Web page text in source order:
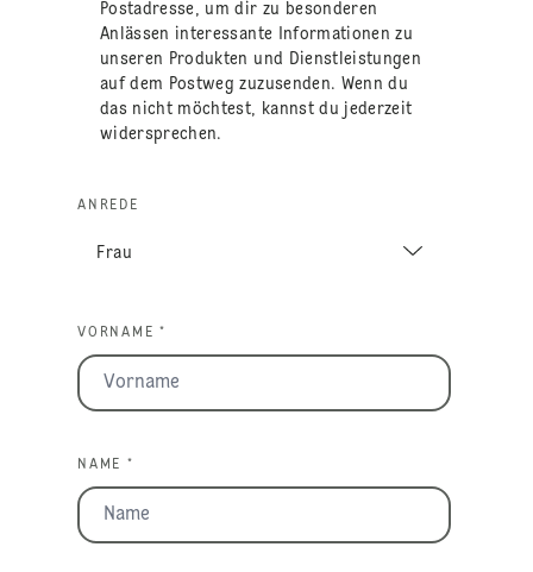
Postadresse, um dir zu besonderen
Anlässen interessante Informationen zu
unseren Produkten und Dienstleistungen
auf dem Postweg zuzusenden. Wenn du
das nicht möchtest, kannst du jederzeit
widersprechen.
ANREDE
VORNAME *
NAME *